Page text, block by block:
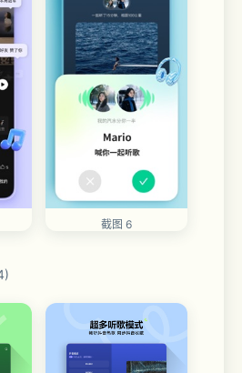
截图 6